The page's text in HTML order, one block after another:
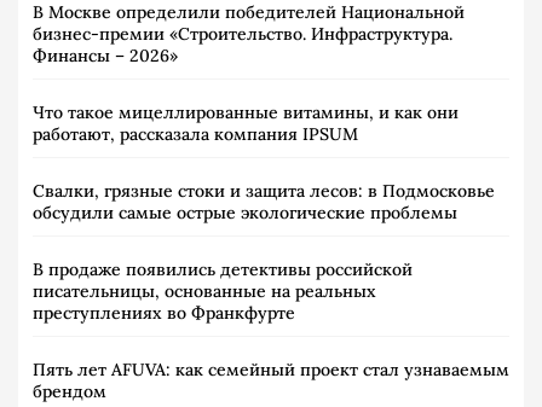
В Москве определили победителей Национальной
бизнес-премии «Строительство. Инфраструктура.
Финансы – 2026»
Что такое мицеллированные витамины, и как они
работают, рассказала компания IPSUM
Свалки, грязные стоки и защита лесов: в Подмосковье
обсудили самые острые экологические проблемы
В продаже появились детективы российской
писательницы, основанные на реальных
преступлениях во Франкфурте
Пять лет AFUVA: как семейный проект стал узнаваемым
брендом